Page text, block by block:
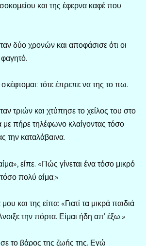
και της έφερνα καφέ που
δύο χρονών και αποφάσισε ότι οι
φαγητό.
τότε έπρεπε να της το πω.
τριών και χτύπησε το χείλος του στο
με πήρε τηλέφωνο κλαίγοντας τόσο
την καταλάβαινα.
είπε. «Πώς γίνεται ένα τόσο μικρό
πολύ αίμα;»
και της είπα: «Γιατί τα μικρά παιδιά
την πόρτα. Είμαι ήδη απ’ έξω.»
το βάρος της ζωής της. Εγώ